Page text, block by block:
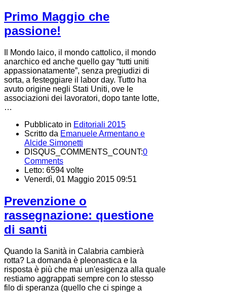
Primo Maggio che
passione!
Il Mondo laico, il mondo cattolico, il mondo
anarchico ed anche quello gay “tutti uniti
appassionatamente”, senza pregiudizi di
sorta, a festeggiare il labor day. Tutto ha
avuto origine negli Stati Uniti, ove le
associazioni dei lavoratori, dopo tante lotte,
…
Pubblicato in Editoriali 2015
Scritto da Emanuele Armentano e
Alcide Simonetti
DISQUS_COMMENTS_COUNT:0
Comments
Letto: 6594 volte
Venerdì, 01 Maggio 2015 09:51
Prevenzione o
rassegnazione: questione
di santi
Quando la Sanità in Calabria cambierà
rotta? La domanda è pleonastica e la
risposta è più che mai un'esigenza alla quale
restiamo aggrappati sempre con lo stesso
filo di speranza (quello che ci spinge a